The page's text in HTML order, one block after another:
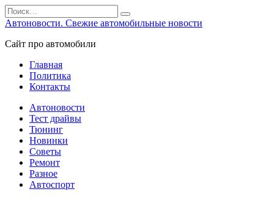
Перейти
к
Search
for:
Автоновости. Свежие автомобильные новости
Сайт про автомобили
Главная
Политика
Контакты
Автоновости
Тест драйвы
Тюнинг
Новинки
Советы
Ремонт
Разное
Автоспорт